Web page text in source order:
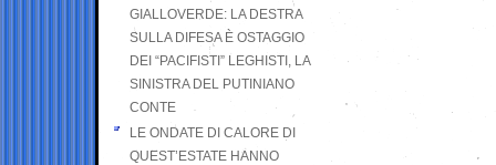
GIALLOVERDE: LA DESTRA
SULLA DIFESA È OSTAGGIO
DEI “PACIFISTI” LEGHISTI, LA
SINISTRA DEL PUTINIANO
CONTE
LE ONDATE DI CALORE DI
QUEST’ESTATE HANNO